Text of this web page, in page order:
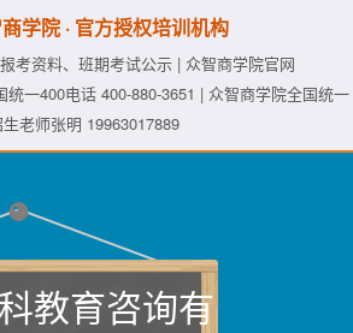
学院 · 官方授权培训机构
考资料、班期考试公示 | 众智商学院官网
统一400电话 400-880-3651 | 众智商学院全国统一
老师张明 19963017889
教育咨询有